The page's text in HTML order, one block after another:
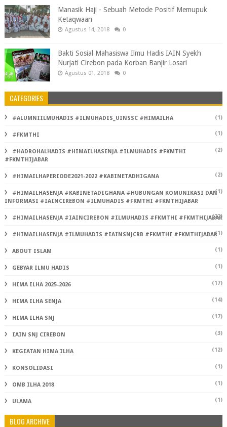
Manasik Haji - Sebuah Metode Positif Memupuk
Ketaqwaan
Agustus 14, 2018 0
Bakti Sosial Mahasiswa Ilmu Hadis IAIN Syekh
Nurjati Cirebon pada Korban Banjir Losari
Agustus 01, 2018 0
CATEGORIES
#ALUMNIILMUHADIS #ILMUHADIS_UINSSC #HIMAILHA (1)
#FKMTHI (1)
#HADROHALHADIS #HIMAILHASENJA #ILMUHADIS #FKMTHI
#FKMTHIJABAR
(2)
#HIMAILHAPERIODE2021-2022 #KABINETADHIGANA (2)
#HIMAILHASENJA #KABINETADIGHANA #HUBUNGAN KOMUNIKASI DAN
INFORMASI #IAINCIREBON #ILMUHADIS #FKMTHI #FKMTHIJABAR
(1)
#HIMAILHASENJA #IAINCIREBON #ILMUHADIS #FKMTHI #FKMTHIJABAR
(22)
#HIMAILHASENJA #ILMUHADIS #IAINSNJCRB #FKMTHI #FKMTHIJABAR(1)
ABOUT ISLAM (1)
GEBYAR ILMU HADIS (1)
HIMA ILHA 2025-2026 (17)
HIMA ILHA SENJA (14)
HIMA ILHA SNJ (17)
IAIN SNJ CIREBON (3)
KEGIATAN HIMA ILHA (12)
KONSOLIDASI (1)
OMB ILHA 2018 (1)
ULAMA (1)
BLOG ARCHIVE